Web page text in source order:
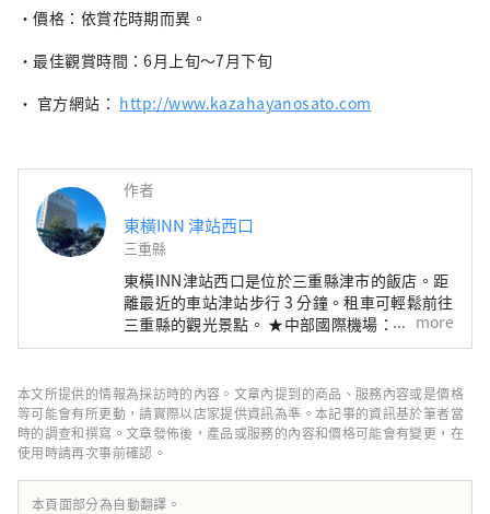
・價格：依賞花時期而異。
・最佳觀賞時間：6月上旬～7月下旬
・ 官方網站： http://www.kazahayanosato.com
作者
東橫INN 津站西口
三重縣
東橫INN津站西口是位於三重縣津市的飯店。距
離最近的車站津站步行 3 分鐘。租車可輕鬆前往
三重縣的觀光景點。 ★中部國際機場：車程約1
小時50分鐘（電車約1小時30分鐘，高速船約45
（電車約2小時30分鐘） ★鈴鹿賽車場：車程約
30分鐘 ★伊勢神宮/禦影橫丁：車程約1小時 ★
大八町：車程約25分鐘 ★由希神社：車程約15
分鐘 ★偕樂公園步行1分鐘 ★高田本山千秋寺，
車程約10分鐘 ★鳥羽水族館 車程約1小時 ★松
坂市：車程約40分鐘 ★名花之裡 Jazz Dream
more
本文所提供的情報為採訪時的內容。文章內提到的商品、服務內容或是價格
等可能會有所更動，請實際以店家提供資訊為準。本記事的資訊基於筆者當
時的調查和撰寫。文章發佈後，產品或服務的內容和價格可能會有變更，在
使用時請再次事前確認。
本頁面部分為自動翻譯。